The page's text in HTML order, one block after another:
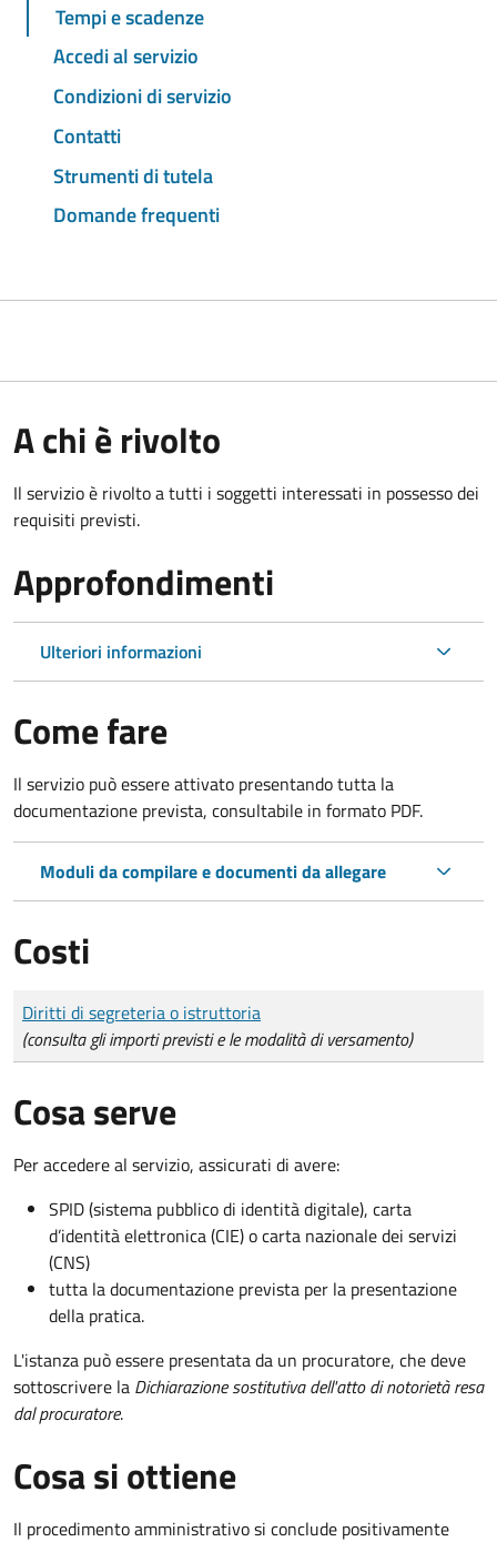
Tempi e scadenze
Accedi al servizio
Condizioni di servizio
Contatti
Strumenti di tutela
Domande frequenti
A chi è rivolto
Il servizio è rivolto a tutti i soggetti interessati in possesso dei
requisiti previsti.
Approfondimenti
Ulteriori informazioni
Come fare
Il servizio può essere attivato presentando tutta la
documentazione prevista, consultabile in formato PDF.
Moduli da compilare e documenti da allegare
Costi
Tipo di pagamento
Importo
Diritti di segreteria o istruttoria
(consulta gli importi previsti e le modalità di versamento)
Cosa serve
Per accedere al servizio, assicurati di avere:
SPID (sistema pubblico di identità digitale), carta
d’identità elettronica (CIE) o carta nazionale dei servizi
(CNS)
tutta la documentazione prevista per la presentazione
della pratica.
L'istanza può essere presentata da un procuratore, che deve
sottoscrivere la Dichiarazione sostitutiva dell'atto di notorietà resa
dal procuratore.
Cosa si ottiene
Il procedimento amministrativo si conclude positivamente